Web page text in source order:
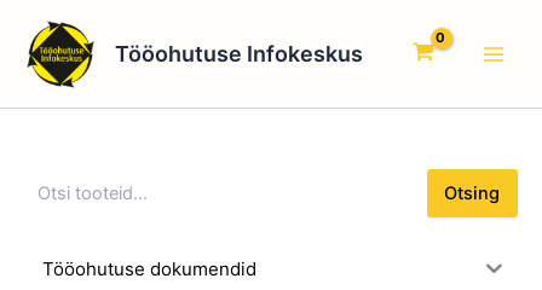
content
Tööohutuse Infokeskus
s
n
Otsing
Tööohutuse dokumendid